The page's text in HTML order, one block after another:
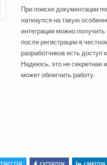
При поиске документации
наткнулся на такую
интеграции можно
после регистрации в
разработчиков есть доступ
Надеюсь, это не секретная
может облегчить работу.